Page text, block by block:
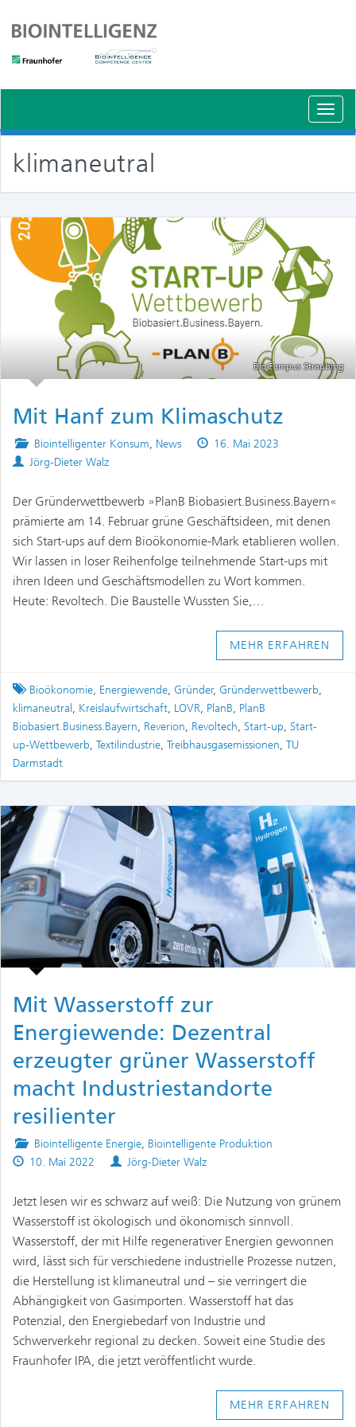
klimaneutral
BioCampus Straubing
Mit Hanf zum Klimaschutz
Posted
in
Biointelligenter Konsum, News
Published
16. Mai 2023
Authors
Jörg-Dieter Walz
Der Gründerwettbewerb »PlanB Biobasiert.Business.Bayern«
prämierte am 14. Februar grüne Geschäftsideen, mit denen
sich Start-ups auf dem Bioökonomie-Mark etablieren wollen.
Wir lassen in loser Reihenfolge teilnehmende Start-ups mit
ihren Ideen und Geschäftsmodellen zu Wort kommen.
Heute: Revoltech. Die Baustelle Wussten Sie,…
MEHR ERFAHREN
Tagged
Bioökonomie, Energiewende, Gründer, Gründerwettbewerb,
klimaneutral , Kreislaufwirtschaft, LOVR, PlanB, PlanB
Biobasiert.Business.Bayern, Reverion, Revoltech, Start-up, Start-
up-Wettbewerb, Textilindustrie, Treibhausgasemissionen, TU
Darmstadt
Mit Wasserstoff zur
Energiewende: Dezentral
erzeugter grüner Wasserstoff
macht Industriestandorte
resilienter
Posted
in
Biointelligente Energie, Biointelligente Produktion
Published
10. Mai 2022 Authors
Jörg-Dieter Walz
Jetzt lesen wir es schwarz auf weiß: Die Nutzung von grünem
Wasserstoff ist ökologisch und ökonomisch sinnvoll.
Wasserstoff, der mit Hilfe regenerativer Energien gewonnen
wird, lässt sich für verschiedene industrielle Prozesse nutzen,
die Herstellung ist klimaneutral und – sie verringert die
Abhängigkeit von Gasimporten. Wasserstoff hat das
Potenzial, den Energiebedarf von Industrie und
Schwerverkehr regional zu decken. Soweit eine Studie des
Fraunhofer IPA, die jetzt veröffentlicht wurde.
MEHR ERFAHREN